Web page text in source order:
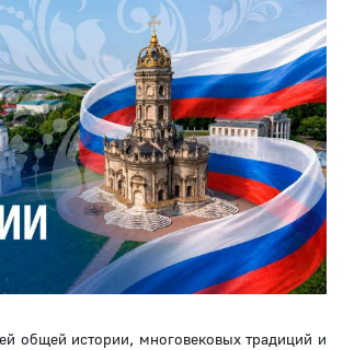
общей истории, многовековых традиций и